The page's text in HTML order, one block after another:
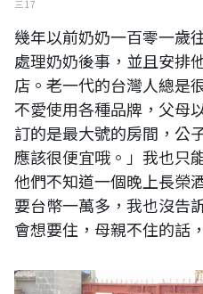
三 17
幾年以前奶奶一百零一歲
處理奶奶後事，並且安排
店。老一代的台灣人總是
不愛使用各種品牌，父母
訂的是最大號的房間，公
應該很便宜哦。」我也只
他們不知道一個晚上長榮
要台幣一萬多，我也沒告
會想要住，母親不住的話